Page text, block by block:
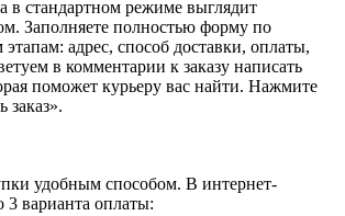
в стандартном режиме выглядит
Заполняете полностью форму по
адрес, способ доставки, оплаты,
в комментарии к заказу написать
поможет курьеру вас найти. Нажмите
удобным способом. В интернет-
3 варианта оплаты: